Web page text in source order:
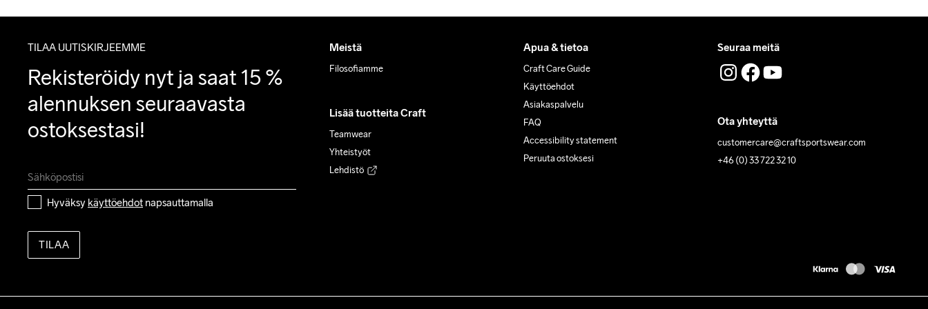
TILAA UUTISKIRJEEMME
Rekisteröidy nyt ja saat 15 %
alennuksen seuraavasta
ostoksestasi!
Hyväksy käyttöehdot napsauttamalla
TILAA
Meistä
Filosofiamme
Lisää tuotteita Craft
Teamwear
Yhteistyöt
Lehdistö
Apua & tietoa
Craft Care Guide
Käyttöehdot
Asiakaspalvelu
FAQ
Accessibility statement
Peruuta ostoksesi
Seuraa meitä
Ota yhteyttä
customercare@craftsportswear.com
+46 (0) 33 722 32 10